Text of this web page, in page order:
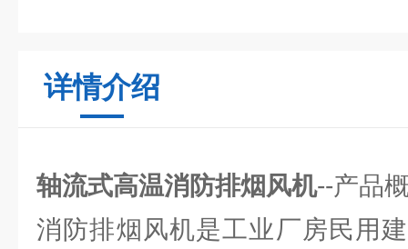
详情介绍
轴流式高温消防排烟风机--产品
消防排烟风机是工业厂房民用